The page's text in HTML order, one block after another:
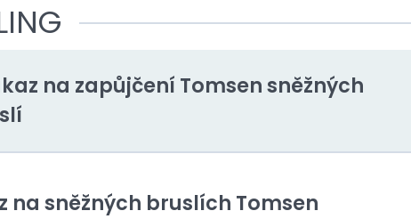
na zapůjčení Tomsen sněžných
na sněžných bruslích Tomsen